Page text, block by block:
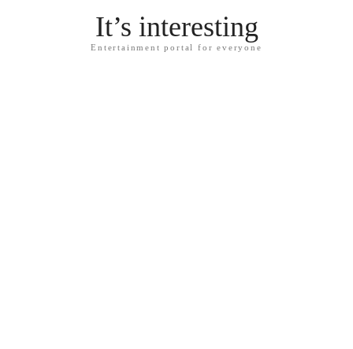
It’s interesting
Entertainment portal for everyone